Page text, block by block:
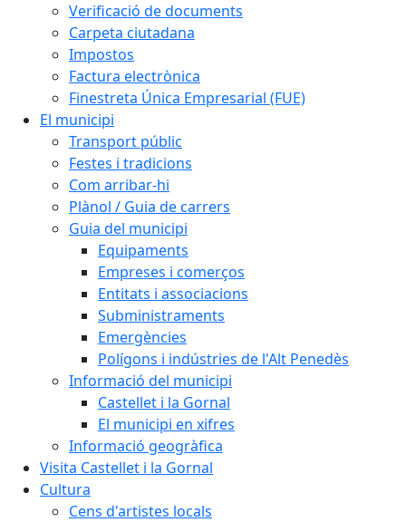
Verificació de documents
Carpeta ciutadana
Impostos
Factura electrònica
Finestreta Única Empresarial (FUE)
El municipi
Transport públic
Festes i tradicions
Com arribar-hi
Plànol / Guia de carrers
Guia del municipi
Equipaments
Empreses i comerços
Entitats i associacions
Subministraments
Emergències
Polígons i indústries de l'Alt Penedès
Informació del municipi
Castellet i la Gornal
El municipi en xifres
Informació geogràfica
Visita Castellet i la Gornal
Cultura
Cens d'artistes locals